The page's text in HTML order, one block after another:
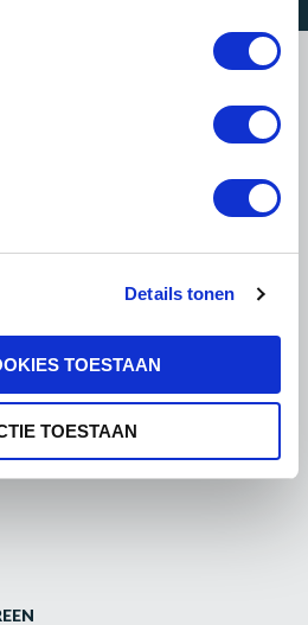
Details tonen
TOESTAAN
TOESTAAN